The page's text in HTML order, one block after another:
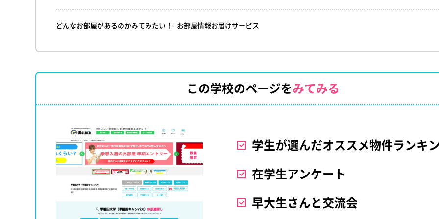
どんなお部屋があるのかみてみたい！ - お部屋情報お届けサービス
この学校のページをみてみる
学生が選んだオススメ物件ランキ
在学生アンケート
早大生さんと交流会